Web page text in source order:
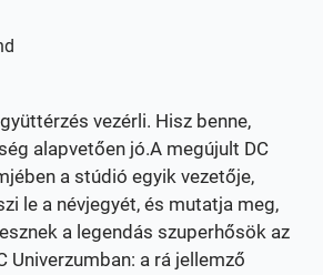
vezérli. Hisz benne,
alapvetően jó.A megújult DC
a stúdió egyik vezetője,
le a névjegyét, és mutatja meg,
a legendás szuperhősök az
Univerzumban: a rá jellemző